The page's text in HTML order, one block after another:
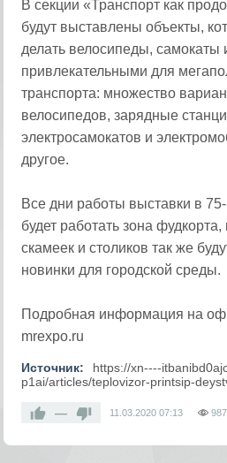
В секции «Транспорт как
будут выставлены объекты,
делать велосипеды, самокаты
привлекательными для
транспорта: множество
велосипедов, зарядные
электросамокатов и
другое.
Все дни работы выставки в
будет работать зона
скамеек и столиков так же
новинки для городской среды.
Подробная информация на
mrexpo.ru
Источник:
https://xn----
p1ai/articles/teplovizor-printsip-
— 11.03.2020 07:13 987